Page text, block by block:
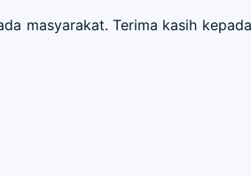
masyarakat. Terima kasih